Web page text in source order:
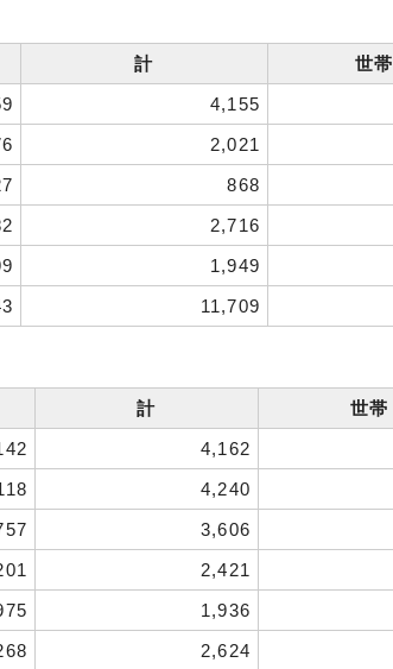
計
世帯
4,155
2,021
868
2,716
1,949
11,709
計
世帯
4,162
4,240
3,606
2,421
1,936
2,624